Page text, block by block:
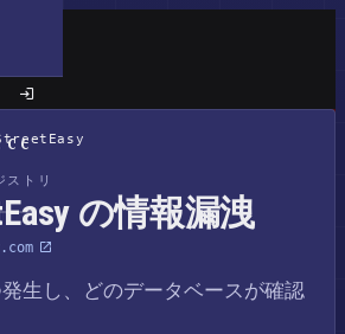
ストリ
の情報漏洩
生し、どのデータベースが確認